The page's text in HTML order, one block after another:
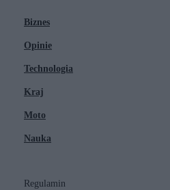
Biznes
Opinie
Technologia
Kraj
Moto
Nauka
Regulamin